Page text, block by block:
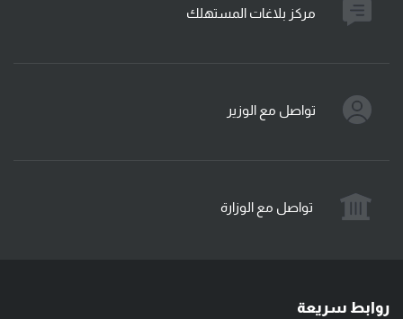
مركز بلاغات المستهلك
تواصل مع الوزير
تواصل مع الوزارة
روابط سريعة